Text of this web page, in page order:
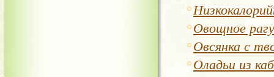
Овощное
Овсянка с
Оладьи из